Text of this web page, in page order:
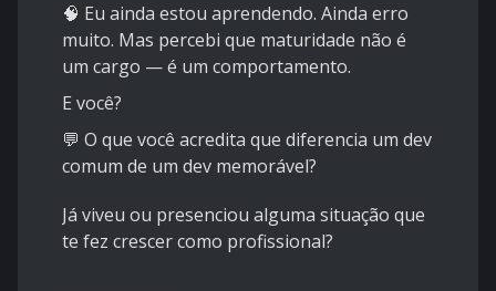
🧠 Eu ainda estou aprendendo. Ainda erro
muito. Mas percebi que maturidade não é
um cargo — é um comportamento.
E você?
💬 O que você acredita que diferencia um dev
comum de um dev memorável?
Já viveu ou presenciou alguma situação que
te fez crescer como profissional?